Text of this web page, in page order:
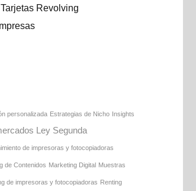
Revolving
personalizada Estrategias de Nicho Insights
Ley Segunda
de impresoras y fotocopiadoras
de Contenidos Marketing Digital Muestras
de impresoras y fotocopiadoras Renting